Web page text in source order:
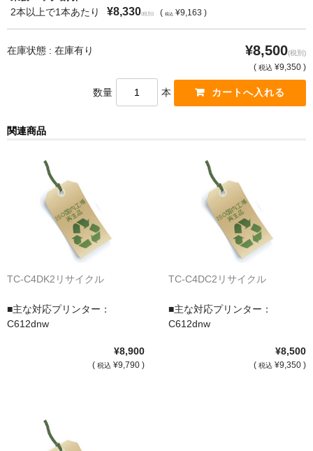
リサイクルトナーを使える会社、使えない会社
全国発送・送料無料
対応プリンターメーカー
見積書発行依頼
なぜ業務用を選ぶべき？
サイトマップ
2本以上で1本あたり
¥8,330(税別) ( 税込 ¥9,163 )
在庫状態 : 在庫有り ¥8,500(税別)
( 税込 ¥9,350 )
数量 本
関連商品
TC-C4DK2リサイクル
■主な対応プリンター：
C612dnw
¥8,900
( 税込 ¥9,790 )
TC-C4DC2リサイクル
■主な対応プリンター：
C612dnw
¥8,500
( 税込 ¥9,350 )